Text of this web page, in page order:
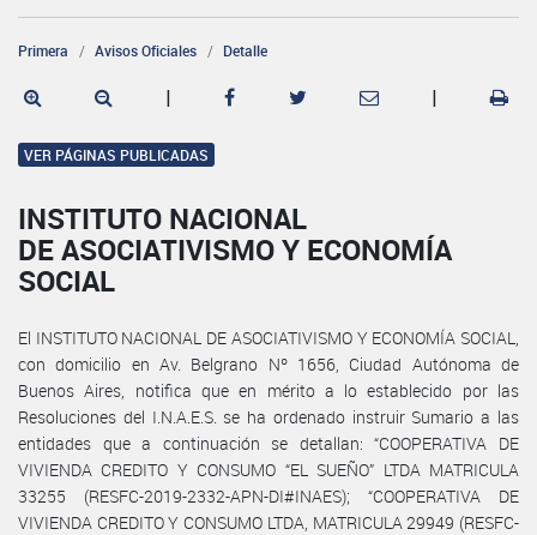
Primera Avisos Oficiales Detalle
| |
VER PÁGINAS PUBLICADAS
INSTITUTO NACIONAL
DE ASOCIATIVISMO Y ECONOMÍA
SOCIAL
El INSTITUTO NACIONAL DE ASOCIATIVISMO Y ECONOMÍA SOCIAL,
con domicilio en Av. Belgrano Nº 1656, Ciudad Autónoma de
Buenos Aires, notifica que en mérito a lo establecido por las
Resoluciones del I.N.A.E.S. se ha ordenado instruir Sumario a las
entidades que a continuación se detallan: “COOPERATIVA DE
VIVIENDA CREDITO Y CONSUMO “EL SUEÑO” LTDA MATRICULA
33255 (RESFC-2019-2332-APN-DI#INAES); “COOPERATIVA DE
VIVIENDA CREDITO Y CONSUMO LTDA, MATRICULA 29949 (RESFC-